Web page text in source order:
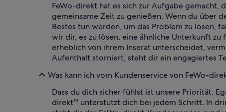
FeWo-direkt hat es sich zur Aufgabe gemacht,
gemeinsame Zeit zu genießen. Wenn du über
Bestes tun werden, um das Problem zu lösen,
wir dir, es zu lösen, eine ähnliche Unterkunft
erheblich von ihrem Inserat unterscheidet,
Aufenthalt storniert, steht dir ein engagiertes
Was kann ich vom Kundenservice von FeWo-
Dass du dich sicher fühlst ist unsere Priorität.
direkt™ unterstützt dich bei jedem Schritt. In